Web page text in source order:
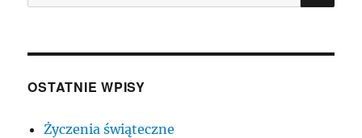
OSTATNIE WPISY
Życzenia świąteczne